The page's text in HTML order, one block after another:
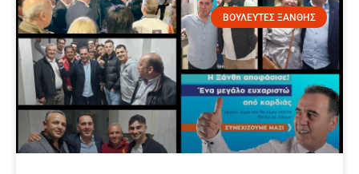
ΒΟΥΛΕΥΤΕΣ ΞΑΝΘΗΣ